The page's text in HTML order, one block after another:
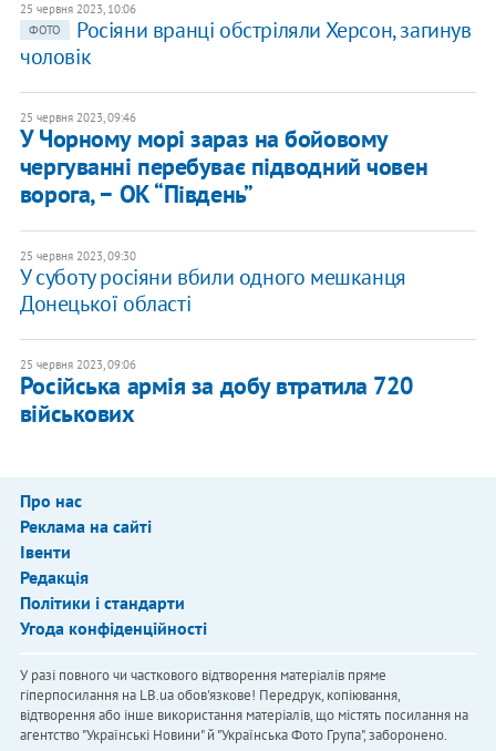
25 червня 2023, 10:06
ФОТО
Росіяни вранці обстріляли Херсон, загинув
чоловік
25 червня 2023, 09:46
У Чорному морі зараз на бойовому
чергуванні перебуває підводний човен
ворога, − ОК “Південь”
25 червня 2023, 09:30
У суботу росіяни вбили одного мешканця
Донецької області
25 червня 2023, 09:06
Російська армія за добу втратила 720
військових
Про нас
Реклама на сайті
Івенти
Редакція
Політики і стандарти
Угода конфіденційності
У разі повного чи часткового відтворення матеріалів пряме
гіперпосилання на LB.ua обов'язкове! Передрук, копіювання,
відтворення або інше використання матеріалів, що містять посилання на
агентство "Українськi Новини" й "Українська Фото Група", заборонено.